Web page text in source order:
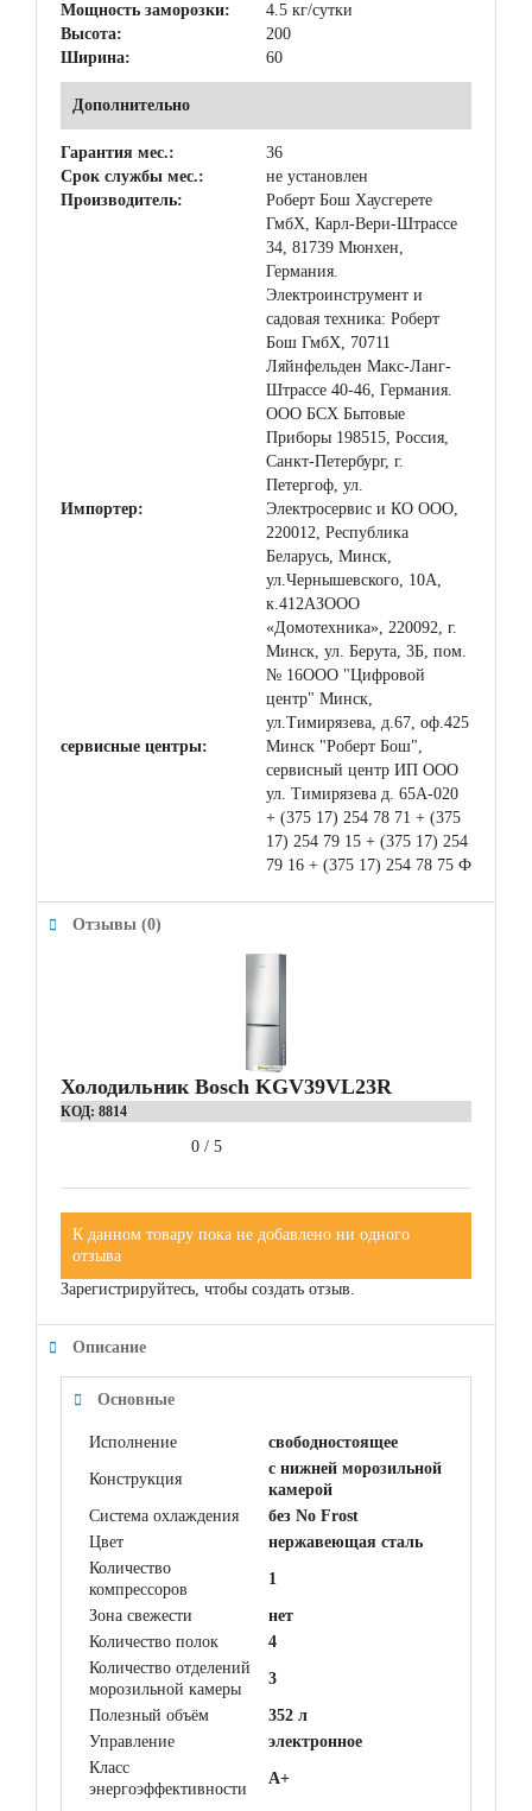
Мощность заморозки:
4.5 кг/сутки
Высота:
200
Ширина:
60
Дополнительно
Гарантия мес.:
36
Срок службы мес.:
не установлен
Производитель:
Роберт Бош Хаусгерете
ГмбХ, Карл-Вери-Штрассе
34, 81739 Мюнхен,
Германия.
Электроинструмент и
садовая техника: Роберт
Бош ГмбХ, 70711
Ляйнфельден Макс-Ланг-
Штрассе 40-46, Германия.
ООО БСХ Бытовые
Приборы 198515, Россия,
Санкт-Петербург, г.
Петергоф, ул.
Импортер:
Электросервис и КО ООО,
220012, Республика
Беларусь, Минск,
ул.Чернышевского, 10А,
к.412АЗООО
«Домотехника», 220092, г.
Минск, ул. Берута, 3Б, пом.
№ 16ООО "Цифровой
центр" Минск,
ул.Тимирязева, д.67, оф.425
сервисные центры:
Минск "Роберт Бош",
сервисный центр ИП ООО
ул. Тимирязева д. 65А-020
+ (375 17) 254 78 71 + (375
17) 254 79 15 + (375 17) 254
79 16 + (375 17) 254 78 75 Ф
Отзывы (0)
Холодильник Bosch KGV39VL23R
КОД: 8814
0 / 5
К данном товару пока не добавлено ни одного
отзыва
Зарегистрируйтесь, чтобы создать отзыв.
Описание
Основные
Исполнение свободностоящее
Конструкция
с нижней морозильной
камерой
Система охлаждения
без No Frost
Цвет
нержавеющая сталь
Количество
компрессоров
1
Зона свежести
нет
Количество полок
4
Количество отделений
морозильной камеры
3
Полезный объём
352 л
Управление
электронное
Класс
энергоэффективности
A+